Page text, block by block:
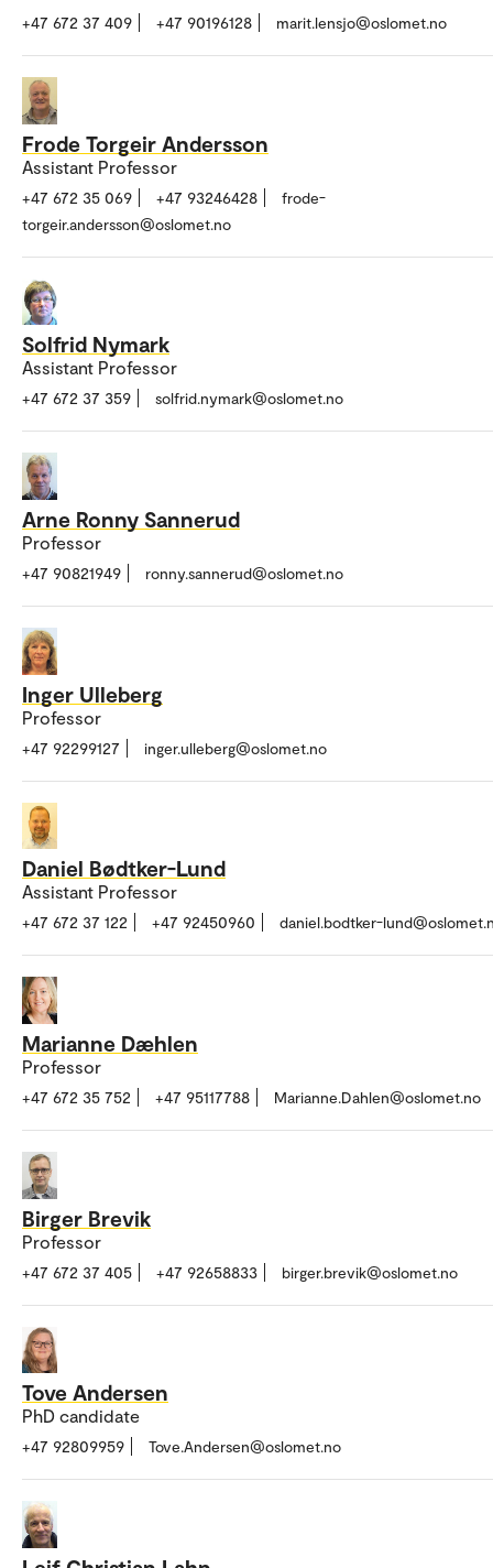
+47 672 37 409 +47 90196128 marit.lensjo@oslomet.no
Frode Torgeir Andersson
Assistant Professor
+47 672 35 069 +47 93246428
frode-
torgeir.andersson@oslomet.no
Solfrid Nymark
Assistant Professor
+47 672 37 359 solfrid.nymark@oslomet.no
Arne Ronny Sannerud
Professor
+47 90821949 ronny.sannerud@oslomet.no
Inger Ulleberg
Professor
+47 92299127 inger.ulleberg@oslomet.no
Daniel Bødtker-Lund
Assistant Professor
+47 672 37 122 +47 92450960 daniel.bodtker-
Marianne Dæhlen
Professor
+47 672 35 752 +47 95117788 Marianne.Dahlen@oslomet.no
Birger Brevik
Professor
+47 672 37 405 +47 92658833 birger.brevik@oslomet.no
Tove Andersen
PhD candidate
+47 92809959 Tove.Andersen@oslomet.no